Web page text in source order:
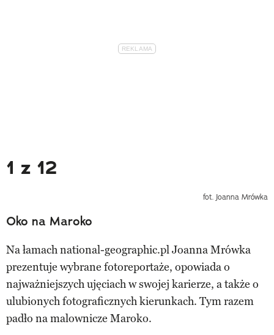
1 z 12
fot. Joanna Mrówka
Oko na Maroko
Na łamach national-geographic.pl Joanna Mrówka
prezentuje wybrane fotoreportaże, opowiada o
najważniejszych ujęciach w swojej karierze, a także o
ulubionych fotograficznych kierunkach. Tym razem
padło na malownicze Maroko.